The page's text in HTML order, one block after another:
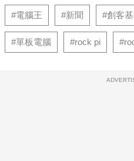
#電腦王 #新聞 #創客
#單板電腦 #rock pi